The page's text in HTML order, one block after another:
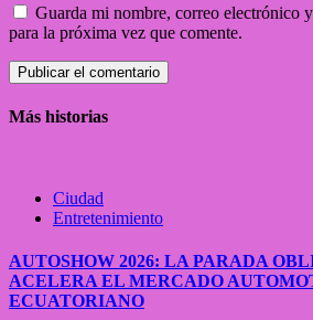
Guarda mi nombre, correo electrónico
para la próxima vez que comente.
Más historias
Ciudad
Entretenimiento
AUTOSHOW 2026: LA PARADA
ACELERA EL MERCADO
ECUATORIANO